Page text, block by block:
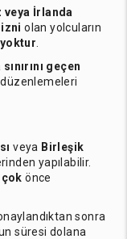
veya İrlanda
olan yolcuların
.
geçen
veya Birleşik
yapılabilir.
çok önce
sonra
süresi dolana